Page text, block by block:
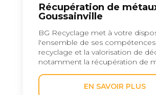
Récupération de
Goussainville
BG Recyclage met à votre
l'ensemble de ses compétences
recyclage et la valorisation de
notamment la récupération de
EN SAVOIR PLUS